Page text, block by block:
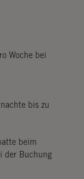
Woche bei
bis zu
beim
der Buchung